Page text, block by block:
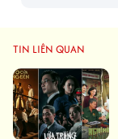
TIN LIÊN QUAN